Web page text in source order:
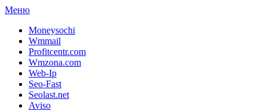
Меню
Moneysochi
Wmmail
Profitcentr.com
Wmzona.com
Web-Ip
Seo-Fast
Seolast.net
Aviso